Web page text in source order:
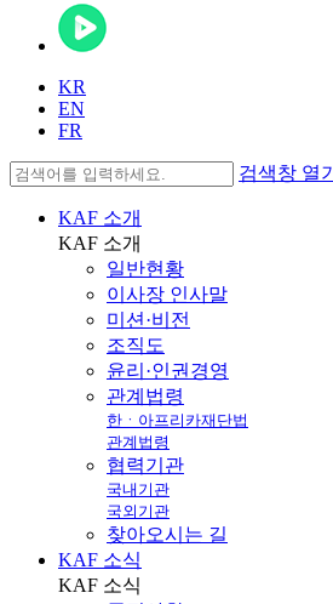
KR
EN
FR
검색창 열기
KAF 소개
KAF 소개
일반현황
이사장 인사말
미션·비전
조직도
윤리·인권경영
관계법령
한ㆍ아프리카재단법
관계법령
협력기관
국내기관
국외기관
찾아오시는 길
KAF 소식
KAF 소식